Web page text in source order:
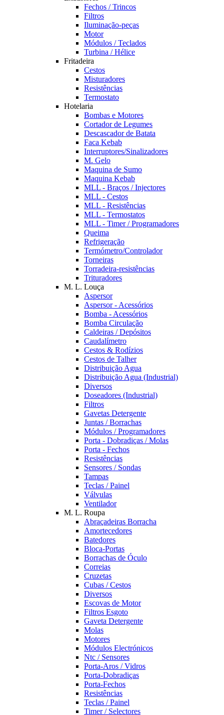
Fechos / Trincos
Filtros
Iluminação-peças
Motor
Módulos / Teclados
Turbina / Hélice
Fritadeira
Cestos
Misturadores
Resistências
Termostato
Hotelaria
Bombas e Motores
Cortador de Legumes
Descascador de Batata
Faca Kebab
Interruptores/Sinalizadores
M. Gelo
Maquina de Sumo
Maquina Kebab
MLL - Braços / Injectores
MLL - Cestos
MLL - Resistências
MLL - Termostatos
MLL - Timer / Programadores
Queima
Refrigeração
Termómetro/Controlador
Torneiras
Torradeira-resistências
Trituradores
M. L. Louça
Aspersor
Aspersor - Acessórios
Bomba - Acessórios
Bomba Circulação
Caldeiras / Depósitos
Caudalímetro
Cestos & Rodízios
Cestos de Talher
Distribuição Agua
Distribuição Agua (Industrial)
Diversos
Doseadores (Industrial)
Filtros
Gavetas Detergente
Juntas / Borrachas
Módulos / Programadores
Porta - Dobradiças / Molas
Porta - Fechos
Resistências
Sensores / Sondas
Tampas
Teclas / Painel
Válvulas
Ventilador
M. L. Roupa
Abraçadeiras Borracha
Amortecedores
Batedores
Bloca-Portas
Borrachas de Óculo
Correias
Cruzetas
Cubas / Cestos
Diversos
Escovas de Motor
Filtros Esgoto
Gaveta Detergente
Molas
Motores
Módulos Electrónicos
Ntc / Sensores
Porta-Aros / Vidros
Porta-Dobradiças
Porta-Fechos
Resistências
Teclas / Painel
Timer / Selectores